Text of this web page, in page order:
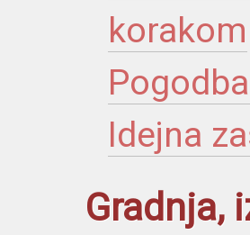
korakom
Idejna
Gradnja,